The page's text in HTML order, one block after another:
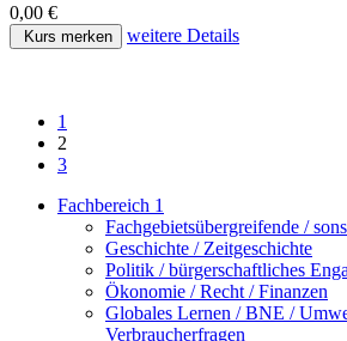
0,00 €
Kurs merken weitere Details
1
2
3
Fachbereich 1
Fachgebietsübergreifende /
Geschichte / Zeitgeschichte
Politik / bürgerschaftliches
Ökonomie / Recht / Finanzen
Globales Lernen / BNE /
Verbraucherfragen